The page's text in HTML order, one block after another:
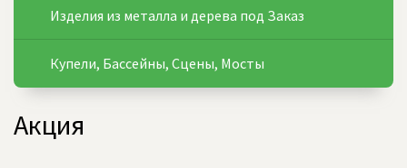
Изделия из металла и дерева под Заказ
Купели, Бассейны, Сцены, Мосты
Акция